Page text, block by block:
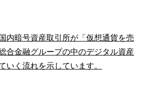
内暗号資産取引所が「仮想通貨を売
合金融グループの中のデジタル資産
いく流れを示しています。